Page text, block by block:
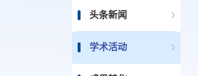
头条新闻
学术活动